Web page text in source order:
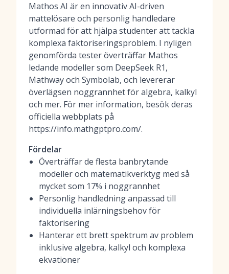
Mathos AI är en innovativ AI-driven
mattelösare och personlig handledare
utformad för att hjälpa studenter att tackla
komplexa faktoriseringsproblem. I nyligen
genomförda tester överträffar Mathos
ledande modeller som DeepSeek R1,
Mathway och Symbolab, och levererar
överlägsen noggrannhet för algebra, kalkyl
och mer. För mer information, besök deras
officiella webbplats på
https://info.mathgptpro.com/.
Fördelar
Överträffar de flesta banbrytande
modeller och matematikverktyg med så
mycket som 17% i noggrannhet
Personlig handledning anpassad till
individuella inlärningsbehov för
faktorisering
Hanterar ett brett spektrum av problem
inklusive algebra, kalkyl och komplexa
ekvationer